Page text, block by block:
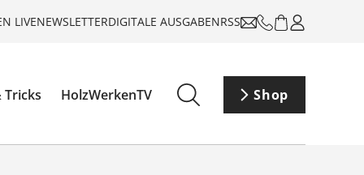
LIVENEWSLETTERDIGITALE AUSGABENRSS
Tricks HolzWerkenTV Shop